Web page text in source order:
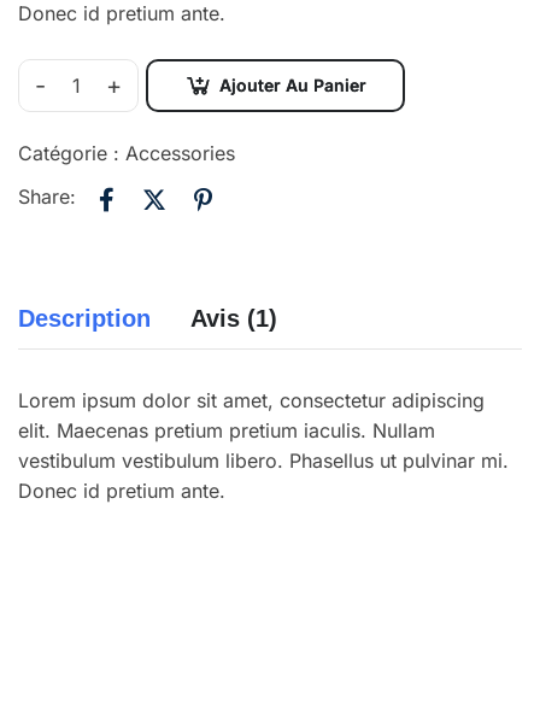
Donec id pretium ante.
- + Ajouter Au Panier
Catégorie : Accessories
Share:
Description Avis (1)
Lorem ipsum dolor sit amet, consectetur adipiscing
elit. Maecenas pretium pretium iaculis. Nullam
vestibulum vestibulum libero. Phasellus ut pulvinar mi.
Donec id pretium ante.